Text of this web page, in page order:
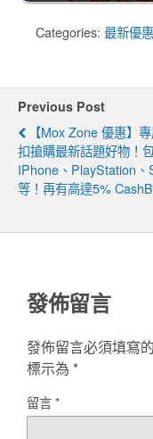
Categories: 最新優惠
Previous Post
【Mox Zone 優惠】
扣搶購最新話題好物！
IPhone、PlayStation、
等！再有高達5%
發佈留言
發佈留言必須填寫
標示為 *
留言*